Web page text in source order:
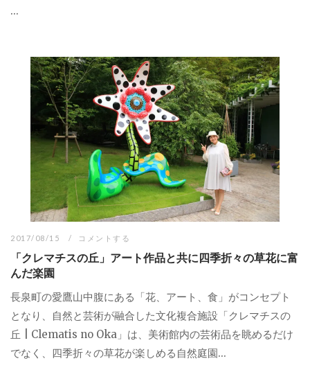
...
2017/08/15 コメントする
「クレマチスの丘」アート作品と共に四季折々の草花に富
んだ楽園
長泉町の愛鷹山中腹にある「花、アート、食」がコンセプト
となり、自然と芸術が融合した文化複合施設「クレマチスの
丘 | Clematis no Oka」は、美術館内の芸術品を眺めるだけ
でなく、四季折々の草花が楽しめる自然庭園...